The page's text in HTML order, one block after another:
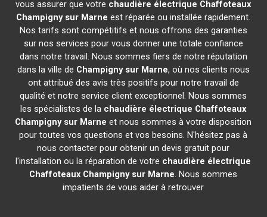
vous assurer que votre chaudière électrique Chaffoteaux
Champigny sur Marne est réparée ou installée rapidement.
Nos tarifs sont compétitifs et nous offrons des garanties
sur nos services pour vous donner une totale confiance
dans notre travail. Nous sommes fiers de notre réputation
dans la ville de Champigny sur Marne, où nos clients nous
ont attribué des avis très positifs pour notre travail de
qualité et notre service client exceptionnel. Nous sommes
les spécialistes de la chaudière électrique Chaffoteaux
Champigny sur Marne et nous sommes à votre disposition
pour toutes vos questions et vos besoins. N'hésitez pas à
nous contacter pour obtenir un devis gratuit pour
l'installation ou la réparation de votre chaudière électrique
Chaffoteaux Champigny sur Marne. Nous sommes
impatients de vous aider à retrouver